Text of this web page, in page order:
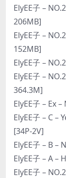
ElyEE子 –
206MB]
ElyEE子 –
152MB]
ElyEE子 –
ElyEE子 –
364.3M]
ElyEE子 – Ex
ElyEE子 – C –
[34P-2V]
ElyEE子 – B –
ElyEE子 – A –
ElyEE子 –